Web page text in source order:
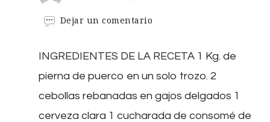
Dejar un comentario
PUERCO
CON
CERVEZA
INGREDIENTES DE LA RECETA 1 Kg. de
pierna de puerco en un solo trozo. 2
cebollas rebanadas en gajos delgados 1
cerveza clara 1 cucharada de consomé de